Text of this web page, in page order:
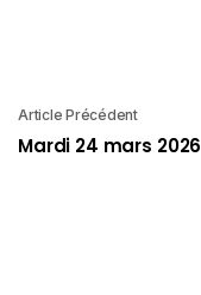
Article Précédent
Mardi 24 mars 2026